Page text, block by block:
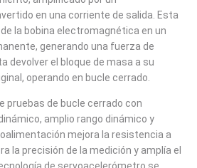
en una corriente de salida. Esta
la bobina electromagnética en un
generando una fuerza de
devolver el bloque de masa a su
operando en bucle cerrado.
pruebas de bucle cerrado con
amplio rango dinámico y
mejora la resistencia a
la precisión de la medición y amplía el